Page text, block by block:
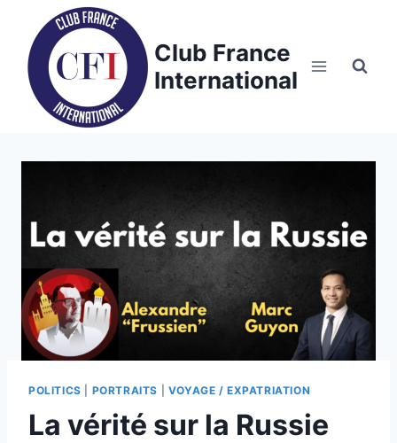
content
Club France
International
POLITICS PORTRAITS VOYAGE / EXPATRIATION
La vérité sur la Russie